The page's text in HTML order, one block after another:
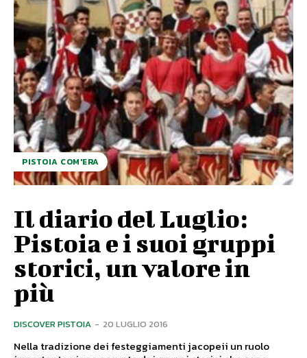
PISTOIA COM'ERA
Il diario del Luglio:
Pistoia e i suoi gruppi
storici, un valore in
più
DISCOVER PISTOIA - 20 LUGLIO 2016
Nella tradizione dei festeggiamenti jacopeii un ruolo